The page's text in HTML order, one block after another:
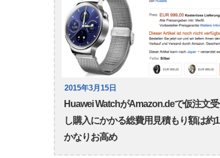
2015年3月15日
Huawei WatchがAmazon.deで仮注文
し購入にかかる総費用見積もり額は約
かなりお高め